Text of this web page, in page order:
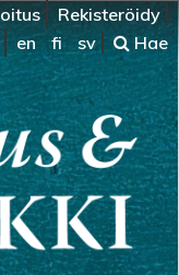
Rekisteröidy
en fi sv Hae